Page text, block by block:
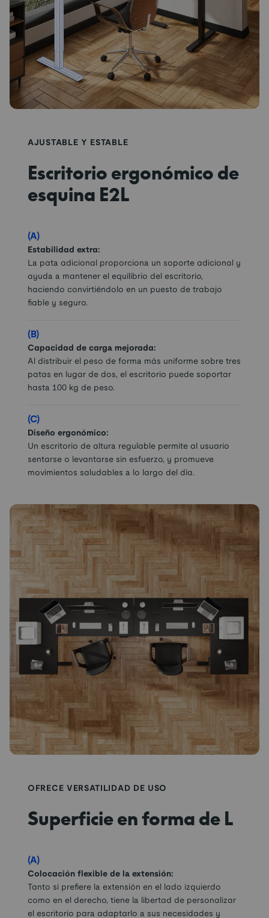
AJUSTABLE Y ESTABLE
Escritorio ergonómico de
esquina E2L
(A)
Estabilidad extra:
La pata adicional proporciona un soporte adicional y
ayuda a mantener el equilibrio del escritorio,
haciendo convirtiéndolo en un puesto de trabajo
fiable y seguro.
(B)
Capacidad de carga mejorada:
Al distribuir el peso de forma más uniforme sobre tres
patas en lugar de dos, el escritorio puede soportar
hasta 100 kg de peso.
(C)
Diseño ergonómico:
Un escritorio de altura regulable permite al usuario
sentarse o levantarse sin esfuerzo, y promueve
movimientos saludables a lo largo del día.
OFRECE VERSATILIDAD DE USO
Superficie en forma de L
(A)
Colocación flexible de la extensión:
Tanto si prefiere la extensión en el lado izquierdo
como en el derecho, tiene la libertad de personalizar
el escritorio para adaptarlo a sus necesidades y